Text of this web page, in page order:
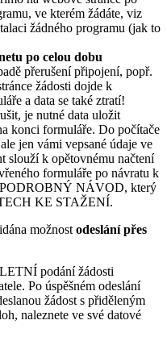
ve kterém žádáte, viz
žádného programu (jak to
po celou dobu
přerušení připojení, popř.
žádosti dojde k
a data se také ztratí!
je nutné data uložit
konci formuláře. Do počítače
jen vámi vepsané údaje ve
slouží k opětovnému načtení
formuláře po návratu k
NÁVOD, který
KE STAŽENÍ.
možnost odeslání přes
podání žádosti
Po úspěšném odeslání
žádost s přiděleným
naleznete ve své datové